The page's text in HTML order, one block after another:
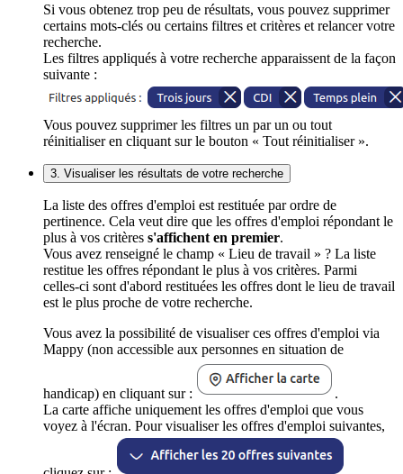
Si vous obtenez trop peu de résultats, vous pouvez supprimer
certains mots-clés ou certains filtres et critères et relancer votre
recherche.
Les filtres appliqués à votre recherche apparaissent de la façon
suivante :
Vous pouvez supprimer les filtres un par un ou tout
réinitialiser en cliquant sur le bouton « Tout réinitialiser ».
3. Visualiser les résultats de votre recherche
La liste des offres d'emploi est restituée par ordre de
pertinence. Cela veut dire que les offres d'emploi répondant le
plus à vos critères s'affichent en premier.
Vous avez renseigné le champ « Lieu de travail » ? La liste
restitue les offres répondant le plus à vos critères. Parmi
celles-ci sont d'abord restituées les offres dont le lieu de travail
est le plus proche de votre recherche.
Vous avez la possibilité de visualiser ces offres d'emploi via
Mappy (non accessible aux personnes en situation de
handicap) en cliquant sur :
.
La carte affiche uniquement les offres d'emploi que vous
voyez à l'écran. Pour visualiser les offres d'emploi suivantes,